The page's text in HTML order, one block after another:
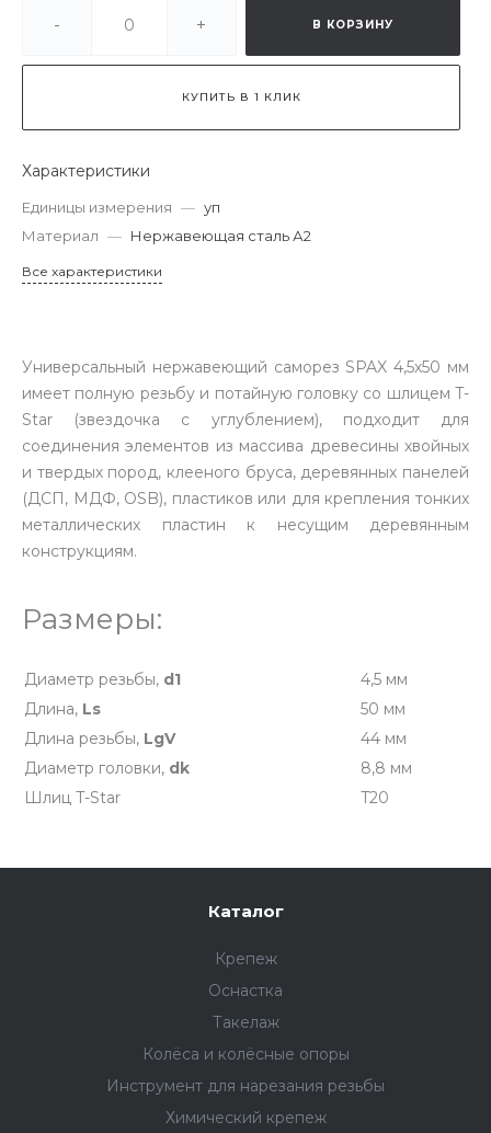
- + В КОРЗИНУ
КУПИТЬ В 1 КЛИК
Характеристики
Единицы измерения — уп
Материал — Нержавеющая сталь А2
Все характеристики
Универсальный нержавеющий саморез SPAX 4,5х50 мм
имеет полную резьбу и потайную головку со шлицем T-
Star (звездочка с углублением), подходит для
соединения элементов из массива древесины хвойных
и твердых пород, клееного бруса, деревянных панелей
(ДСП, МДФ, OSB), пластиков или для крепления тонких
металлических пластин к несущим деревянным
конструкциям.
Размеры:
Диаметр резьбы, d1
4,5 мм
Длина, Ls
50 мм
Длина резьбы, LgV
44 мм
Диаметр головки, dk
8,8 мм
Шлиц T-Star
T20
Каталог
Крепеж
Оснастка
Такелаж
Колёса и колëсные опоры
Инструмент для нарезания резьбы
Химический крепеж